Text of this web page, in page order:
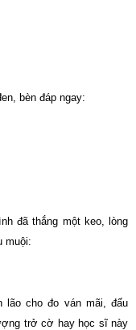
bèn đáp ngay:
đã thắng một keo, lòng
muội:
lão cho đo ván mãi, đấu
trở cờ hay học sĩ này